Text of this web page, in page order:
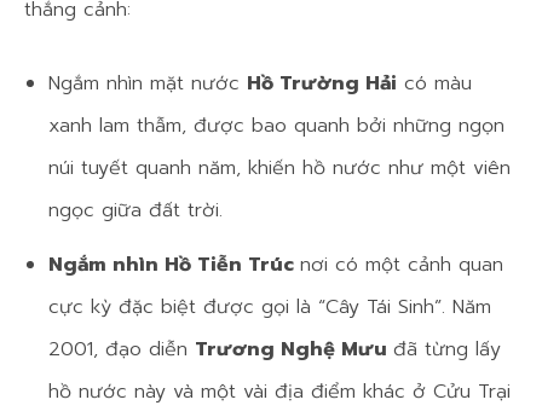
thắng cảnh:
Ngắm nhìn mặt nước Hồ Trường Hải có màu
xanh lam thẫm, được bao quanh bởi những ngọn
núi tuyết quanh năm, khiến hồ nước như một viên
ngọc giữa đất trời.
Ngắm nhìn Hồ Tiễn Trúc nơi có một cảnh quan
cực kỳ đặc biệt được gọi là “Cây Tái Sinh”. Năm
2001, đạo diễn Trương Nghệ Mưu đã từng lấy
hồ nước này và một vài địa điểm khác ở Cửu Trại